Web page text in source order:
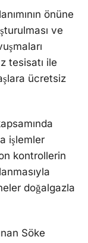
önüne
ve
tesisatı ile
ücretsiz
işlemler
kontrollerin
doğalgazla
Söke